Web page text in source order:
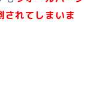
されてしまいま